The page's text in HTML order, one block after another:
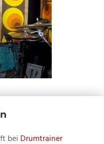
bei Drumtrainer